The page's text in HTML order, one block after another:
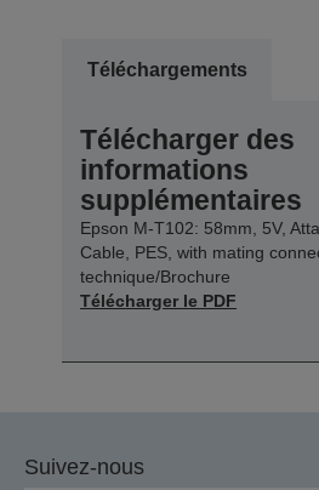
Téléchargements
Télécharger des
informations
supplémentaires
Epson M-T102: 58mm, 5V,
Cable, PES, with mating
technique/Brochure
Télécharger le PDF
Suivez-nous